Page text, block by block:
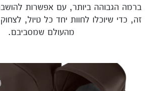
ברמה הגבוהה ביותר, עם אפשרות
זה, כדי שיוכלו לחוות יחד כל טיול,
מהעולם שמסביבם.